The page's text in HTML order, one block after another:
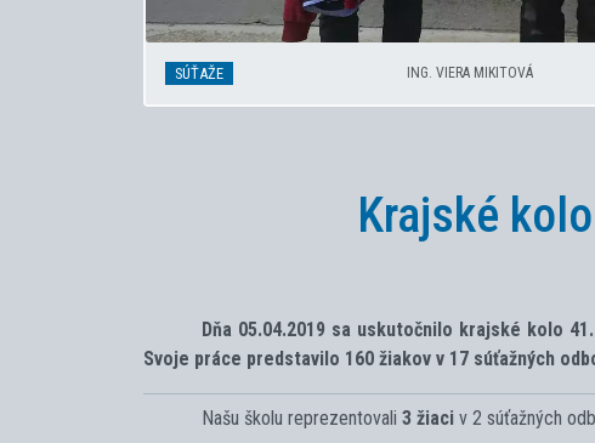
SÚŤAŽE ING. VIERA MIKITOVÁ
Krajské
Dňa 05.04.2019 sa uskutočnilo krajské kolo
Svoje práce predstavilo 160 žiakov v 17 súťažných
Našu školu reprezentovali 3 žiaci v 2 súťažných